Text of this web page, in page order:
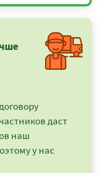
даст
наш
у нас